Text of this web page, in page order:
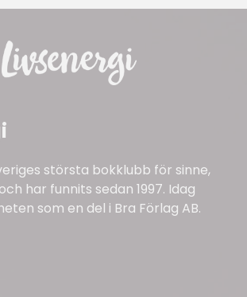
största bokklubb för sinne,
har funnits sedan 1997. Idag
som en del i Bra Förlag AB.